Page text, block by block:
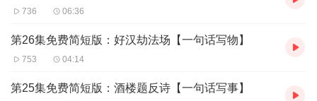
736 06:36
第26集免费简短版：好汉劫法场【一句话写物】
753 04:14
第25集免费简短版：酒楼题反诗【一句话写事】